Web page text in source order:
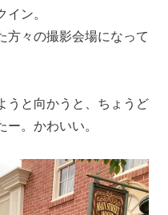
ン。
方々の撮影会場になって
うと向かうと、ちょうど
。かわいい。